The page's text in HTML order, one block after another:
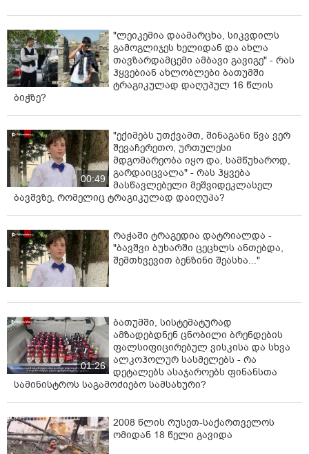
"ლეიკემია დაამარცხა, სიკვდილს
გამოგლიჯეს ხელიდან და ახლა
თავზარდამცემი ამბავი გავიგე" - რას
ჰყვებიან ახლობლები ბათუმში
ტრაგიკულად დაღუპულ 16 წლის
ბიჭზე?
00:49
"ექიმებს უთქვამთ, შინაგანი წვა ვერ
შევაჩერეთო, ურთულესი
მდგომარეობა იყო და, სამწუხაროდ,
გარდაიცვალა" - რას ჰყვება
მასწავლებელი მეშვიდეკლასელ
ბავშვზე, რომელიც ტრაგიკულად დაიღუპა?
რაჭაში ტრაგედია დატრიალდა -
"ბავშვი ბუხარში ცეცხლს ანთებდა,
შემთხვევით ბენზინი შეასხა..."
01:26
ბათუმში, სისტემატურად
ამზადებდნენ ცნობილი ბრენდების
ფალსიფიცირებულ ვისკისა და სხვა
ალკოჰოლურ სასმელებს - რა
დეტალებს ასაჯაროებს ფინანსთა
სამინისტროს საგამოძიებო სამსახური?
2008 წლის რუსეთ-საქართველოს
ომიდან 18 წელი გავიდა